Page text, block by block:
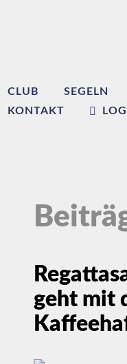
CLUB SEGELN
KONTAKT
geht mit